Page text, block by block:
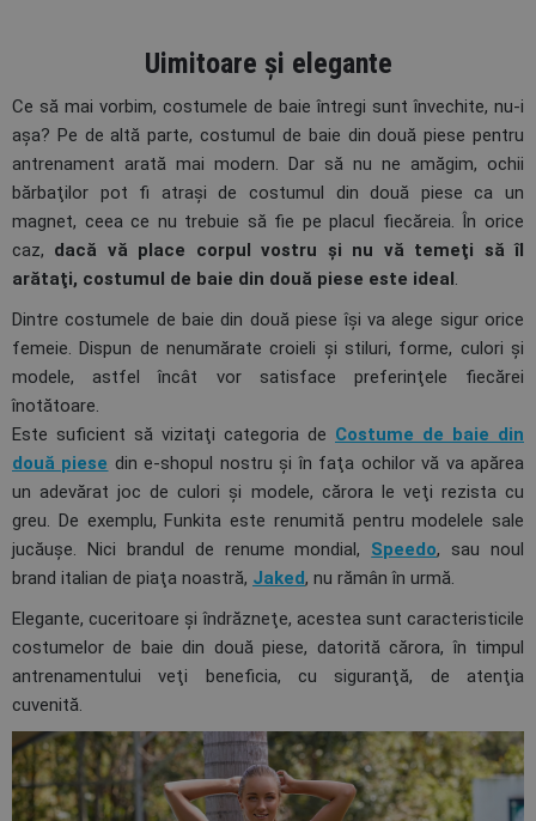
Uimitoare şi elegante
Ce să mai vorbim, costumele de baie întregi sunt învechite, nu-i
aşa? Pe de altă parte, costumul de baie din două piese pentru
antrenament arată mai modern. Dar să nu ne amăgim, ochii
bărbaţilor pot fi atraşi de costumul din două piese ca un
magnet, ceea ce nu trebuie să fie pe placul fiecăreia. În orice
caz, dacă vă place corpul vostru şi nu vă temeţi să îl
arătaţi, costumul de baie din două piese este ideal
Dintre costumele de baie din două piese îşi va alege sigur orice
femeie. Dispun de nenumărate croieli şi stiluri, forme, culori şi
modele, astfel încât vor satisface preferinţele fiecărei
înotătoare.
Este suficient să vizitaţi categoria de Costume de baie din
două piese din e-shopul nostru şi în faţa ochilor vă va apărea
un adevărat joc de culori şi modele, cărora le veţi rezista cu
greu. De exemplu, Funkita este renumită pentru modelele sale
jucăuşe. Nici brandul de renume mondial, Speedo, sau noul
brand italian de piaţa noastră, Jaked, nu rămân în urmă.
Elegante, cuceritoare şi îndrăzneţe, acestea sunt caracteristicile
costumelor de baie din două piese, datorită cărora, în timpul
antrenamentului veţi beneficia, cu siguranţă, de atenţia
cuvenită.